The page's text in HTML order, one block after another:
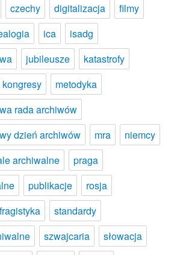
czechy digitalizacja
filmy
ica
isadg
jubileusze
katastrofy
kongresy
metodyka
rada archiwów
dzień archiwów
mra
niemcy
archiwalne
praga
publikacje
rosja
standardy
szwajcaria
słowacja